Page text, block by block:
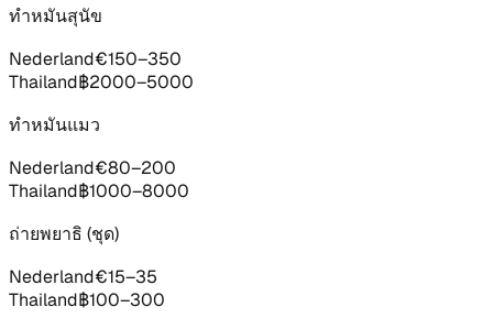
ทำหมันสุนัข
Nederland€150–350
Thailand฿2000–5000
ทำหมันแมว
Nederland€80–200
Thailand฿1000–8000
ถ่ายพยาธิ (ชุด)
Nederland€15–35
Thailand฿100–300